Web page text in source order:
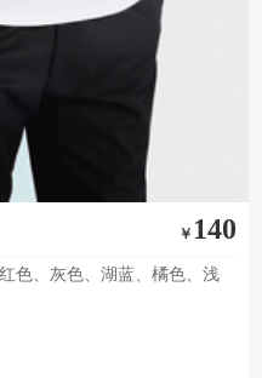
￥ 140
色、灰色、湖蓝、橘色、浅